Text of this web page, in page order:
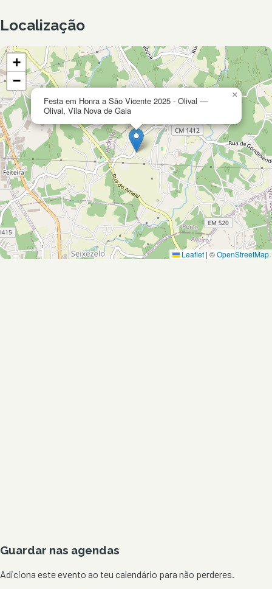
Localização
Festa em Honra a São Vicente 2025 - Olival —
Olival, Vila Nova de Gaia
×
+
−
Leaflet | ©OpenStreetMap
Guardar nas agendas
Adiciona este evento ao teu calendário para não perderes.